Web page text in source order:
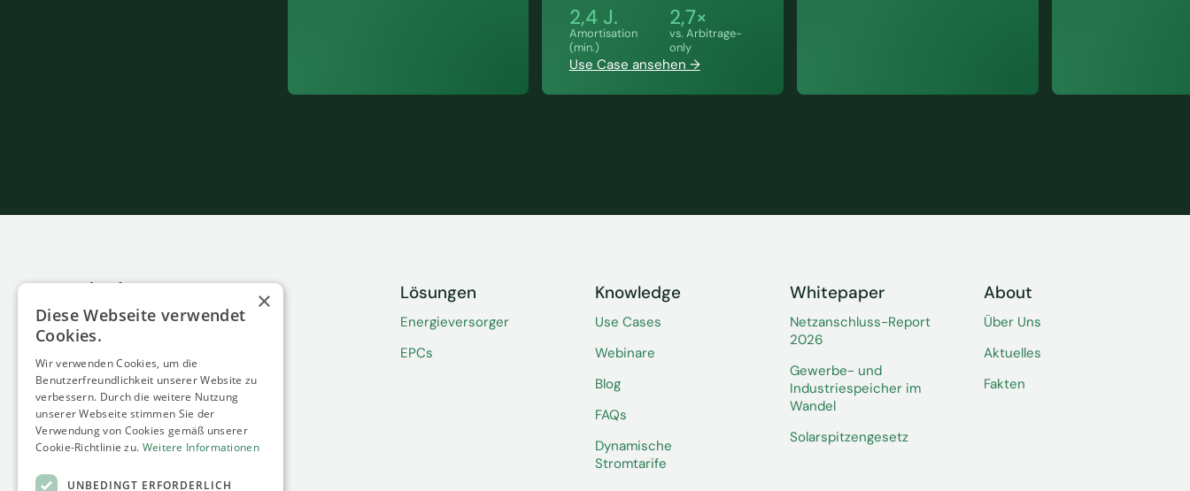
2,4 J.
Amortisation
(min.)
2,7×
vs. Arbitrage-
only
Use Case ansehen →
minimum energy GmbH
Siebengebirgsallee 60
50939 Köln
Germany
Lösungen
Energieversorger
EPCs
Knowledge
Use Cases
Webinare
Blog
FAQs
Dynamische
Stromtarife
Whitepaper
Netzanschluss-Report
2026
Gewerbe- und
Industriespeicher im
Wandel
Solarspitzengesetz
About
Über Uns
Aktuelles
Fakten
×
Diese Webseite verwendet
Cookies.
Wir verwenden Cookies, um die
Benutzerfreundlichkeit unserer Website zu
verbessern. Durch die weitere Nutzung
unserer Webseite stimmen Sie der
Verwendung von Cookies gemäß unserer
Cookie-Richtlinie zu. Weitere Informationen
UNBEDINGT ERFORDERLICH